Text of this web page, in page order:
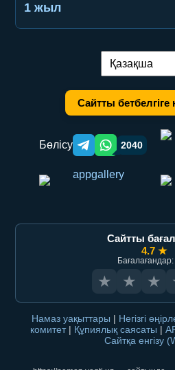
1 жыл
Тілді ауыстыру:
Сайтты бетбелгіге
Бөлісу Telegram orqali ulashish
WhatsApp orqali
2040
Сайтты
4.7 ★
★ ★ ★
Намаз уақыттары | Негізгі
комитет | Құпиялық саясаты |
Сайтқа енгізу